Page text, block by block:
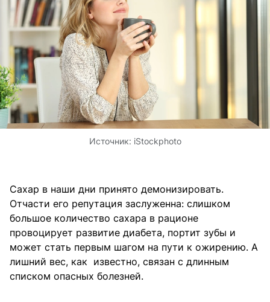
Источник: iStockphoto
Сахар в наши дни принято демонизировать.
Отчасти его репутация заслуженна: слишком
большое количество сахара в рационе
провоцирует развитие диабета, портит зубы и
может стать первым шагом на пути к ожирению. А
лишний вес, как известно, связан с длинным
списком опасных болезней.